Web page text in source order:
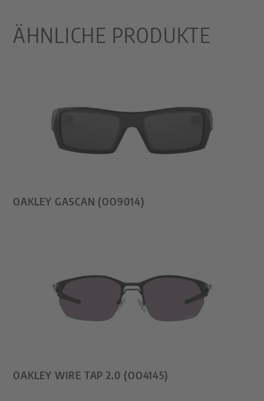
ÄHNLICHE PRODUKTE
OAKLEY GASCAN (OO9014)
OAKLEY WIRE TAP 2.0 (OO4145)